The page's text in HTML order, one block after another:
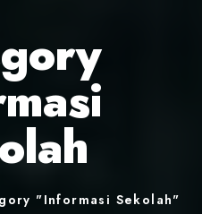
"Informasi Sekolah"